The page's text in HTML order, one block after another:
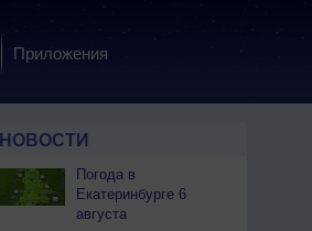
Приложения
НОВОСТИ
Погода в
Екатеринбурге 6
августа